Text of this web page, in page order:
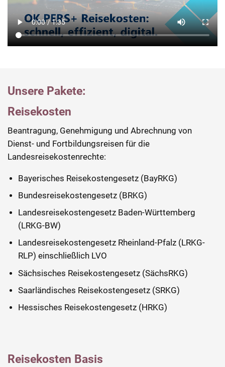
Unsere Pakete:
Reisekosten
Beantragung, Genehmigung und Abrechnung von
Dienst- und Fortbildungsreisen für die
Landesreisekostenrechte:
Bayerisches Reisekostengesetz (BayRKG)
Bundesreisekostengesetz (BRKG)
Landesreisekostengesetz Baden-Württemberg
(LRKG-BW)
Landesreisekostengesetz Rheinland-Pfalz (LRKG-
RLP) einschließlich LVO
Sächsisches Reisekostengesetz (SächsRKG)
Saarländisches Reisekostengesetz (SRKG)
Hessisches Reisekostengesetz (HRKG)
Reisekosten Basis